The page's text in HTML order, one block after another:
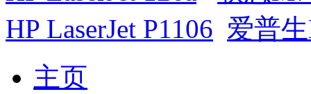
HP LaserJet P1106 爱普
主页